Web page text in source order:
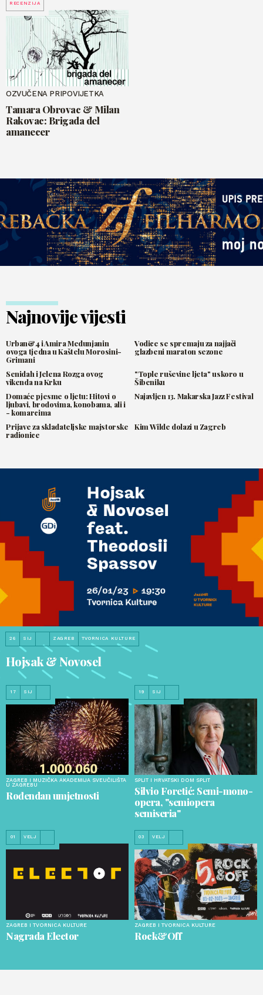
RECENZIJA
OZVUČENA PRIPOVIJETKA
Tamara Obrovac & Milan
Rakovac: Brigada del
amanecer
Najnovije vijesti
Urban&4 i Amira Medunjanin
ovoga tjedna u Kaštelu Morosini-
Grimani
Vodice se spremaju za najjači
glazbeni maraton sezone
Senidah i Jelena Rozga ovog
vikenda na Krku
"Tople ruševine ljeta" uskoro u
Šibeniku
Domaće pjesme o ljetu: Hitovi o
ljubavi, brodovima, konobama, ali i
- komarcima
Najavljen 13. Makarska Jazz Festival
Prijave za skladateljske majstorske
radionice
Kim Wilde dolazi u Zagreb
26 SIJ ZAGREB TVORNICA KULTURE
Hojsak & Novosel
17 SIJ
ZAGREB I MUZIČKA AKADEMIJA SVEUČILIŠTA
U ZAGREBU
Rođendan umjetnosti
19 SIJ
SPLIT I HRVATSKI DOM SPLIT
Silvio Foretić: Semi-mono-
opera, "semiopera
semiseria"
01 VELJ
ZAGREB I TVORNICA KULTURE
Nagrada Elector
03 VELJ
ZAGREB I TVORNICA KULTURE
Rock&Off